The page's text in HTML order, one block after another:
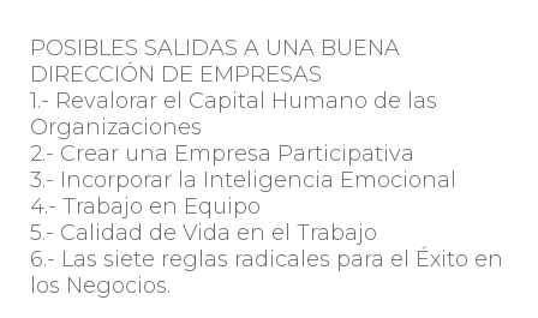
POSIBLES SALIDAS A UNA BUENA
DIRECCIÓN DE EMPRESAS
1.- Revalorar el Capital Humano de las
Organizaciones
2.- Crear una Empresa Participativa
3.- Incorporar la Inteligencia Emocional
4.- Trabajo en Equipo
5.- Calidad de Vida en el Trabajo
6.- Las siete reglas radicales para el Éxito en
los Negocios.